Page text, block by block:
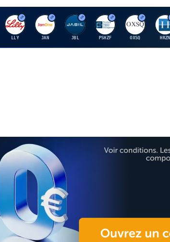
E
LLY
J
JAN
J
JBL
P
PSHZF
O
OXSQ
H
HRZN